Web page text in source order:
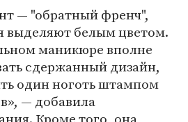
— "обратный френч",
выделяют белым цветом.
маникюре вполне
сдержанный дизайн,
один ноготь штампом
— добавила